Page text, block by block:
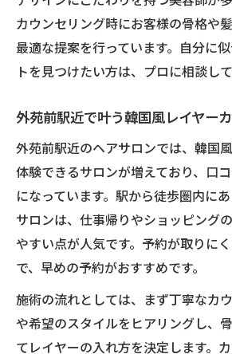
カウンセリング時にお客様の骨格や
最適な提案を行っています。自分に
トを見つけたい方は、プロに相談し
外苑前駅近で叶う韓国風レイヤー
外苑前駅近のヘアサロンでは、韓国
体験できるサロンが増えており、口
になっています。駅から徒歩圏内に
サロンは、仕事帰りやショッピング
やすい点が人気です。予約が取りに
で、早めの予約がおすすめです。
施術の流れとしては、まず丁寧なカ
や希望のスタイルをヒアリングし、
てレイヤーの入れ方を決定します。